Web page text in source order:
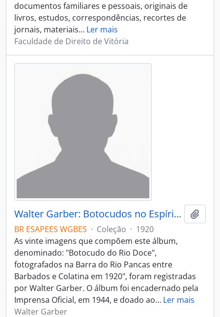
documentos familiares e pessoais, originais de
livros, estudos, correspondências, recortes de
jornais, materiais… Ler mais
Faculdade de Direito de Vitória
Walter Garber: Botocudos no Espírito Santo
BR ESAPEES WGBES · Coleção · 1920
As vinte imagens que compõem este álbum,
denominado: "Botocudo do Rio Doce",
fotografados na Barra do Rio Pancas entre
Barbados e Colatina em 1920", foram registradas
por Walter Garber. O álbum foi encadernado pela
Imprensa Oficial, em 1944, e doado ao… Ler mais
Walter Garber